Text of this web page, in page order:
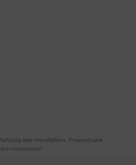
des Herstellers. Prozentuale
vorhanden